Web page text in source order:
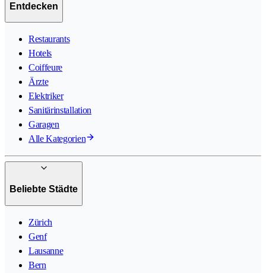
Entdecken
Restaurants
Hotels
Coiffeure
Ärzte
Elektriker
Sanitärinstallation
Garagen
Alle Kategorien
Beliebte Städte
Zürich
Genf
Lausanne
Bern